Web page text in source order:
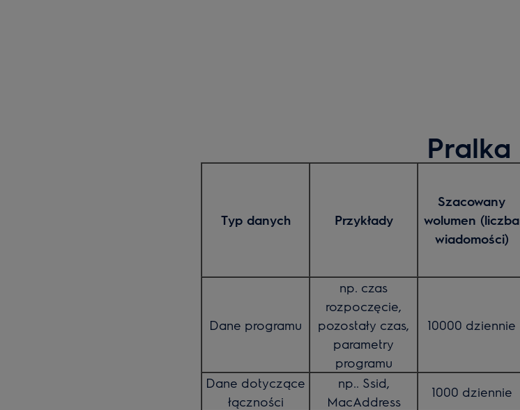
Pralka
Typ danych Przykłady
Szacowany
wolumen (liczba
wiadomości)
Dane programu
np. czas
rozpoczęcie,
pozostały czas,
parametry
programu
10000 dziennie
Dane dotyczące
łączności
np.. Ssid,
MacAddress
1000 dziennie